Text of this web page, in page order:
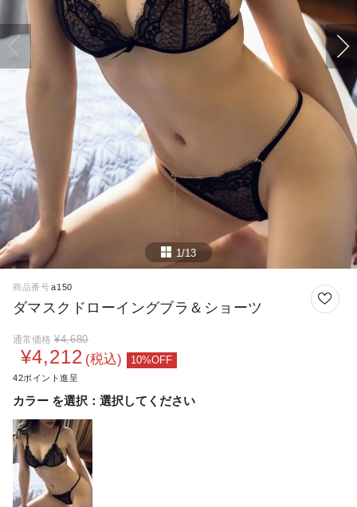
1/13
商品番号 a150
ダマスクドローイングブラ＆ショーツ
通常価格 ¥4,680
¥4,212 税込
42
カラー 選択してください